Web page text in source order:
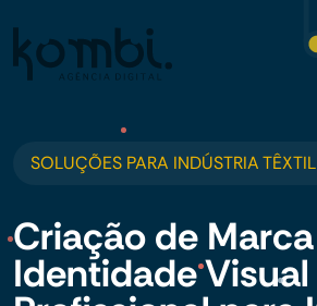
SOLUÇÕES PARA INDÚSTRIA
Criação de
Identidade Visual